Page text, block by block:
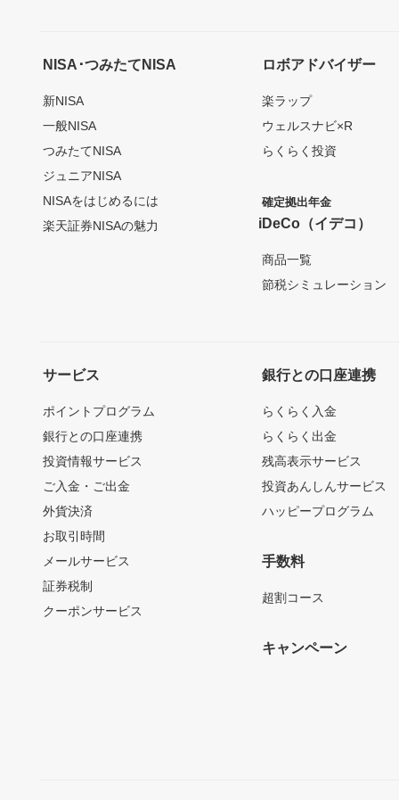
NISA･つみたてNISA
新NISA
一般NISA
つみたてNISA
ジュニアNISA
NISAをはじめるには
楽天証券NISAの魅力
ロボアドバイザー
楽ラップ
ウェルスナビ×R
らくらく投資
確定拠出年金
iDeCo（イデコ）
商品一覧
節税シミュレーション
サービス
ポイントプログラム
銀行との口座連携
投資情報サービス
ご入金・ご出金
外貨決済
お取引時間
メールサービス
証券税制
クーポンサービス
銀行との口座連携
らくらく入金
らくらく出金
残高表示サービス
投資あんしんサービス
ハッピープログラム
手数料
超割コース
キャンペーン